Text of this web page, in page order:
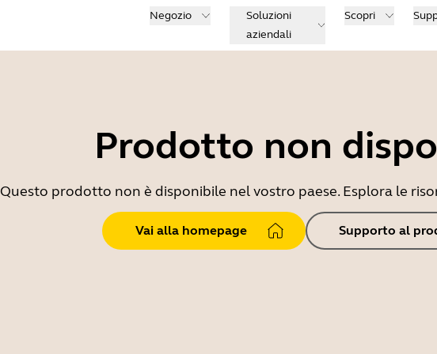
Negozio
Soluzioni
aziendali
Scopri
Prodotto non
Questo prodotto non è disponibile nel vostro paese. Esplora le
Vai alla homepage Supporto al